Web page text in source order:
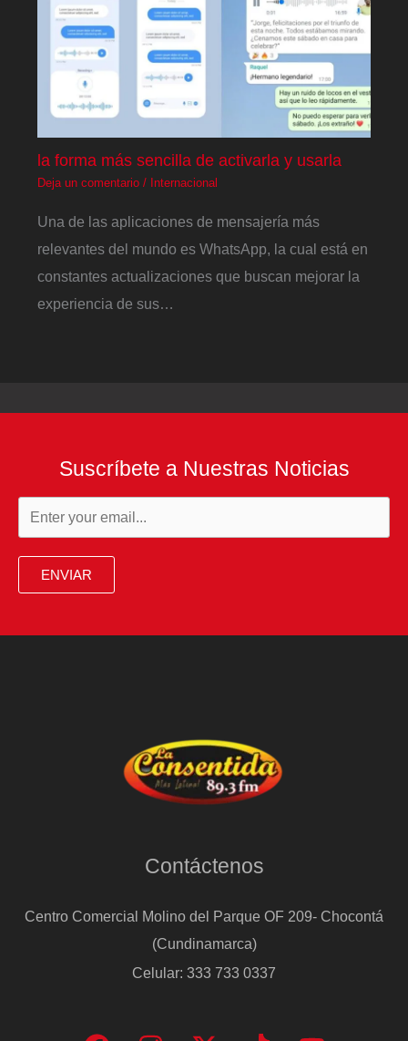
la forma más sencilla de activarla y usarla
Deja un comentario / Internacional
Una de las aplicaciones de mensajería más
relevantes del mundo es WhatsApp, la cual está en
constantes actualizaciones que buscan mejorar la
experiencia de sus…
Suscríbete a Nuestras Noticias
ENVIAR
Contáctenos
Centro Comercial Molino del Parque OF 209- Chocontá
(Cundinamarca)
Celular: 333 733 0337